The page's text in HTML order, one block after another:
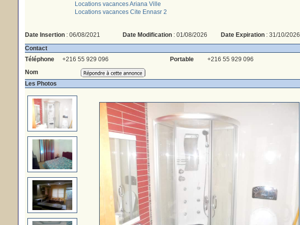
Locations vacances Ariana Ville
Locations vacances Cite Ennasr 2
Date Insertion: 06/08/2021 Date Modification: 01/08/2026 Date Expiration: 31/10/2026
Contact
Téléphone
+216 55 929 096 Portable
+216 55 929 096
Nom
Les Photos